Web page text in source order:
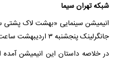
شبکه‌ تهران سیما
انیمیشن سینمایی «بهشت لاک پشتی
جانگرلینک پنجشنبه‌ ۳ اردیبهشت ‌ساعت ۹ از شبکه‌ تهران پخش می‌شود.
در خلاصه‌ داستان این انیمیشن